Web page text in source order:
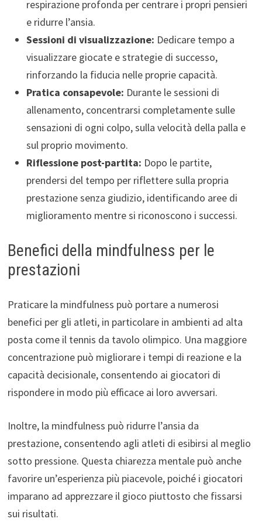
respirazione profonda per centrare i propri pensieri
e ridurre l’ansia.
Sessioni di visualizzazione: Dedicare tempo a
visualizzare giocate e strategie di successo,
rinforzando la fiducia nelle proprie capacità.
Pratica consapevole: Durante le sessioni di
allenamento, concentrarsi completamente sulle
sensazioni di ogni colpo, sulla velocità della palla e
sul proprio movimento.
Riflessione post-partita: Dopo le partite,
prendersi del tempo per riflettere sulla propria
prestazione senza giudizio, identificando aree di
miglioramento mentre si riconoscono i successi.
Benefici della mindfulness per le
prestazioni
Praticare la mindfulness può portare a numerosi
benefici per gli atleti, in particolare in ambienti ad alta
posta come il tennis da tavolo olimpico. Una maggiore
concentrazione può migliorare i tempi di reazione e la
capacità decisionale, consentendo ai giocatori di
rispondere in modo più efficace ai loro avversari.
Inoltre, la mindfulness può ridurre l’ansia da
prestazione, consentendo agli atleti di esibirsi al meglio
sotto pressione. Questa chiarezza mentale può anche
favorire un’esperienza più piacevole, poiché i giocatori
imparano ad apprezzare il gioco piuttosto che fissarsi
sui risultati.